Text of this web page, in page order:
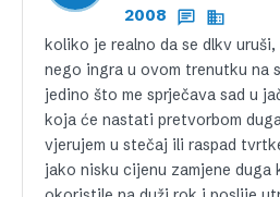
2008
koliko je realno da se dlkv
nego ingra u ovom trenutku na
jedino što me sprječava sad u
koja će nastati pretvorbom
vjerujem u stečaj ili raspad
jako nisku cijenu zamjene duga